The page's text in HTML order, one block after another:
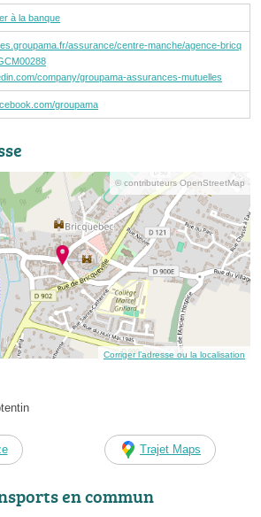
à la banque
assurance/centre-manche/agence-bricq
company/groupama-assurances-mutuelles
groupama
© contributeurs OpenStreetMap
Corriger l’adresse ou la localisation
Trajet Maps
en commun